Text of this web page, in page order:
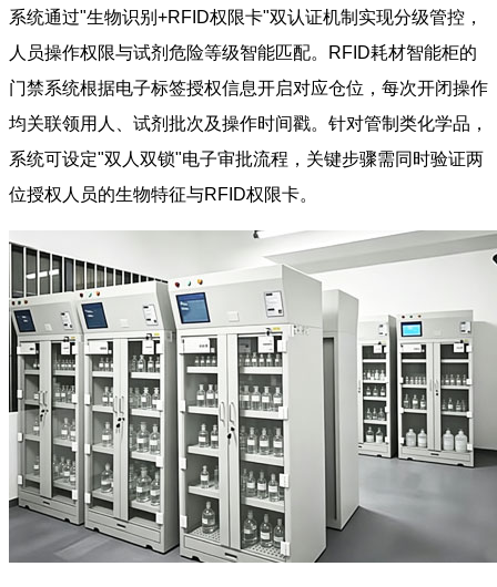
系统通过"生物识别+RFID权限卡"双认证机制实现分级管控，
人员操作权限与试剂危险等级智能匹配。RFID耗材智能柜的
门禁系统根据电子标签授权信息开启对应仓位，每次开闭操作
均关联领用人、试剂批次及操作时间戳。针对管制类化学品，
系统可设定"双人双锁"电子审批流程，关键步骤需同时验证两
位授权人员的生物特征与RFID权限卡。